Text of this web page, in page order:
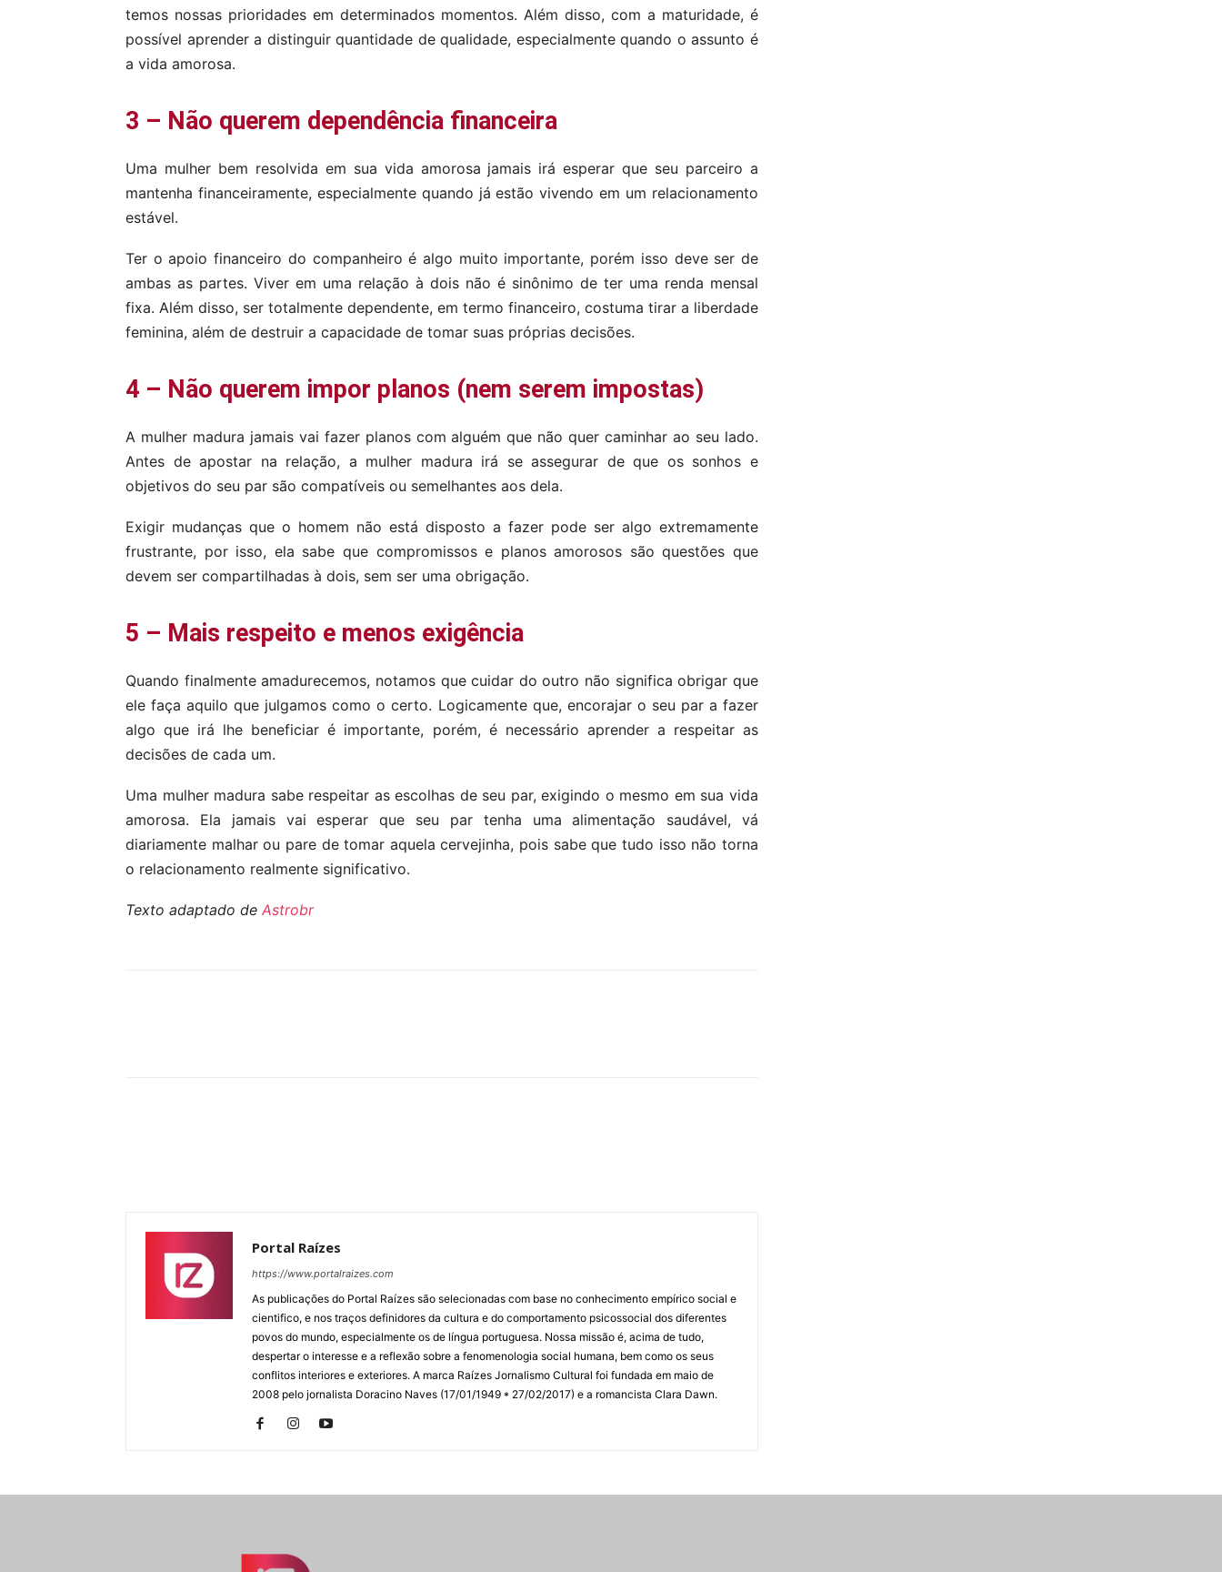
temos nossas prioridades em determinados momentos. Além disso, com a maturidade, é
possível aprender a distinguir quantidade de qualidade, especialmente quando o assunto é
a vida amorosa.
3 – Não querem dependência financeira
Uma mulher bem resolvida em sua vida amorosa jamais irá esperar que seu parceiro a
mantenha financeiramente, especialmente quando já estão vivendo em um relacionamento
estável.
Ter o apoio financeiro do companheiro é algo muito importante, porém isso deve ser de
ambas as partes. Viver em uma relação à dois não é sinônimo de ter uma renda mensal
fixa. Além disso, ser totalmente dependente, em termo financeiro, costuma tirar a liberdade
feminina, além de destruir a capacidade de tomar suas próprias decisões.
4 – Não querem impor planos (nem serem impostas)
A mulher madura jamais vai fazer planos com alguém que não quer caminhar ao seu lado.
Antes de apostar na relação, a mulher madura irá se assegurar de que os sonhos e
objetivos do seu par são compatíveis ou semelhantes aos dela.
Exigir mudanças que o homem não está disposto a fazer pode ser algo extremamente
frustrante, por isso, ela sabe que compromissos e planos amorosos são questões que
devem ser compartilhadas à dois, sem ser uma obrigação.
5 – Mais respeito e menos exigência
Quando finalmente amadurecemos, notamos que cuidar do outro não significa obrigar que
ele faça aquilo que julgamos como o certo. Logicamente que, encorajar o seu par a fazer
algo que irá lhe beneficiar é importante, porém, é necessário aprender a respeitar as
decisões de cada um.
Uma mulher madura sabe respeitar as escolhas de seu par, exigindo o mesmo em sua vida
amorosa. Ela jamais vai esperar que seu par tenha uma alimentação saudável, vá
diariamente malhar ou pare de tomar aquela cervejinha, pois sabe que tudo isso não torna
o relacionamento realmente significativo.
Texto adaptado de Astrobr
Portal Raízes
https://www.portalraizes.com
As publicações do Portal Raízes são selecionadas com base no conhecimento empírico social e
cientifico, e nos traços definidores da cultura e do comportamento psicossocial dos diferentes
povos do mundo, especialmente os de língua portuguesa. Nossa missão é, acima de tudo,
despertar o interesse e a reflexão sobre a fenomenologia social humana, bem como os seus
conflitos interiores e exteriores. A marca Raízes Jornalismo Cultural foi fundada em maio de
2008 pelo jornalista Doracino Naves (17/01/1949 * 27/02/2017) e a romancista Clara Dawn.